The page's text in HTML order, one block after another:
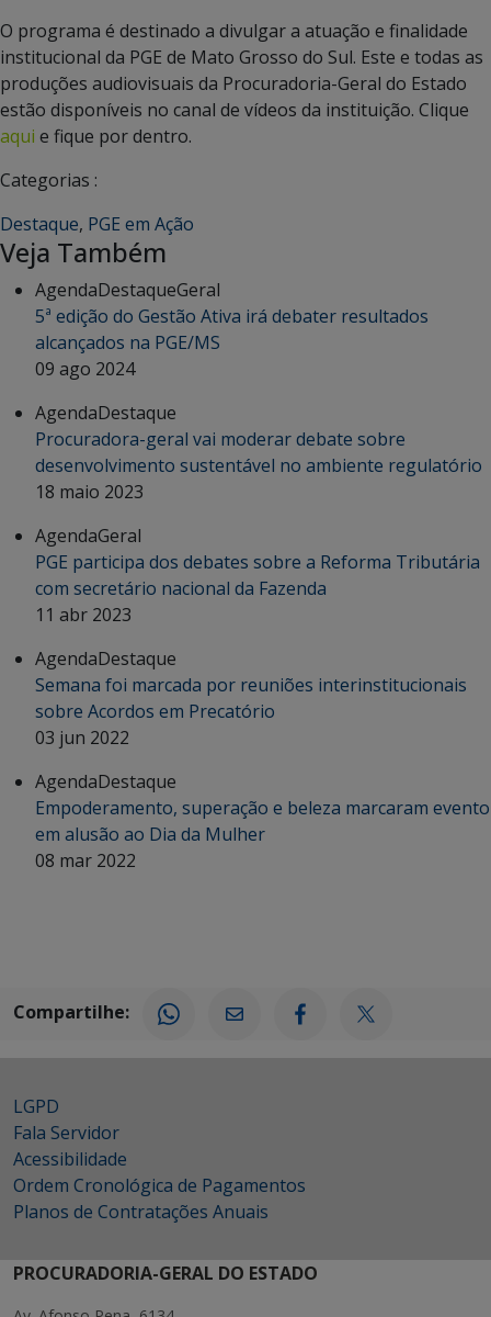
O programa é destinado a divulgar a atuação e finalidade
institucional da PGE de Mato Grosso do Sul. Este e todas as
produções audiovisuais da Procuradoria-Geral do Estado
estão disponíveis no canal de vídeos da instituição. Clique
aqui e fique por dentro.
Categorias :
Destaque, PGE em Ação
Veja Também
AgendaDestaqueGeral
5ª edição do Gestão Ativa irá debater resultados
alcançados na PGE/MS
09 ago 2024
AgendaDestaque
Procuradora-geral vai moderar debate sobre
desenvolvimento sustentável no ambiente regulatório
18 maio 2023
AgendaGeral
PGE participa dos debates sobre a Reforma Tributária
com secretário nacional da Fazenda
11 abr 2023
AgendaDestaque
Semana foi marcada por reuniões interinstitucionais
sobre Acordos em Precatório
03 jun 2022
AgendaDestaque
Empoderamento, superação e beleza marcaram evento
em alusão ao Dia da Mulher
08 mar 2022
Compartilhe:
LGPD
Fala Servidor
Acessibilidade
Ordem Cronológica de Pagamentos
Planos de Contratações Anuais
PROCURADORIA-GERAL DO ESTADO